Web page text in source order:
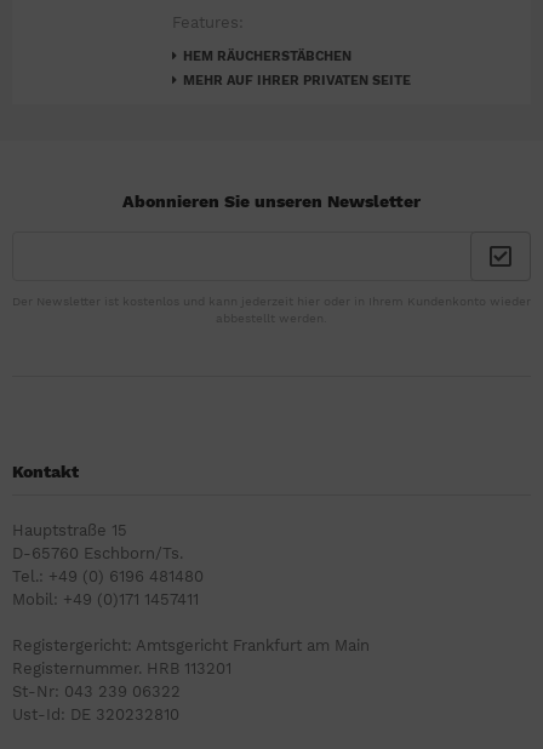
Features:
HEM RÄUCHERSTÄBCHEN
MEHR AUF IHRER PRIVATEN SEITE
Abonnieren Sie unseren Newsletter
Der Newsletter ist kostenlos und kann jederzeit hier oder in Ihrem Kundenkonto wieder
abbestellt werden.
Kontakt
Hauptstraße 15
D-65760 Eschborn/Ts.
Tel.: +49 (0) 6196 481480
Mobil: +49 (0)171 1457411
Registergericht: Amtsgericht Frankfurt am Main
Registernummer. HRB 113201
St-Nr: 043 239 06322
Ust-Id: DE 320232810